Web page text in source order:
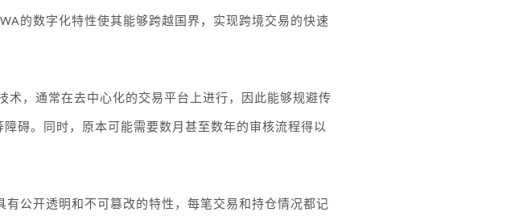
的数字化特性使其能够跨越国界，实现跨境交易的快速
术，通常在去中心化的交易平台上进行，因此能够规避传
碍。同时，原本可能需要数月甚至数年的审核流程得以
公开透明和不可篡改的特性，每笔交易和持仓情况都记